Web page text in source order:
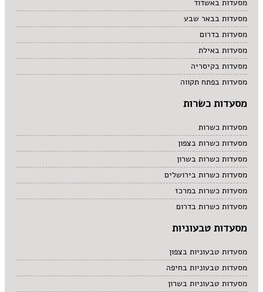
מסעדות באשדוד
מסעדות בבאר שבע
מסעדות בדרום
מסעדות באילת
מסעדות בקיסריה
מסעדות בפתח תקווה
מסעדות כשרות
מסעדות כשרות
מסעדות כשרות בצפון
מסעדות כשרות בשרון
מסעדות כשרות בירושלים
מסעדות כשרות במרכז
מסעדות כשרות בדרום
מסעדות טבעוניות
מסעדות טבעוניות בצפון
מסעדות טבעוניות בחיפה
מסעדות טבעוניות בשרון